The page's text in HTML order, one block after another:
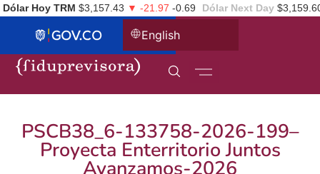
Dólar Hoy TRM $3,157.43 ▼ -21.97 -0.69 Dólar Next Day
English
PSCB38_6-133758-2026-199–
Proyecta Enterritorio Juntos
Avanzamos-2026